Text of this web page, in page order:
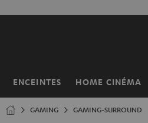
ENCEINTES HOME CINÉMA
Page
GAMING GAMING-SURROUND